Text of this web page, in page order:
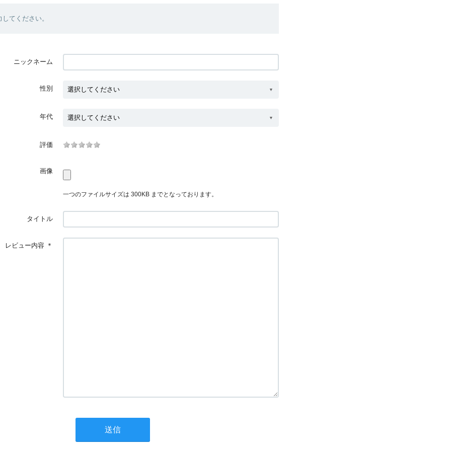
てください。
ニックネーム
性別
年代
評価
画像
一つのファイルサイズは 300KB までとなっております。
タイトル
レビュー内容 ＊